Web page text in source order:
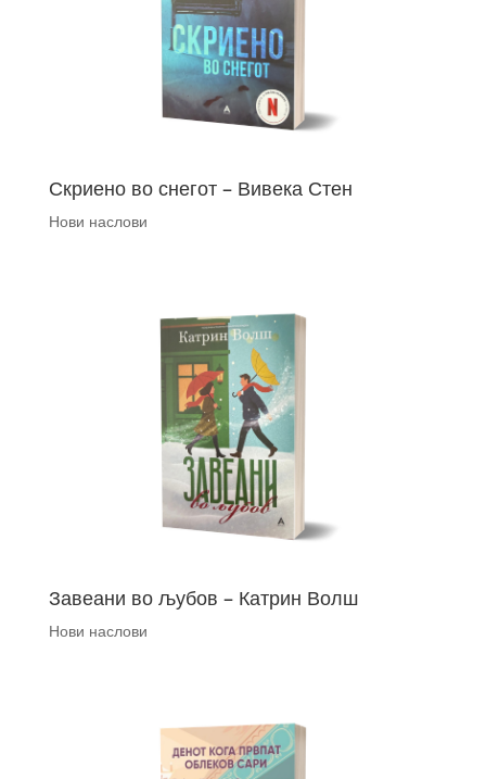
Скриено во снегот – Вивека Стен
Нови наслови
Завеани во љубов – Катрин Волш
Нови наслови